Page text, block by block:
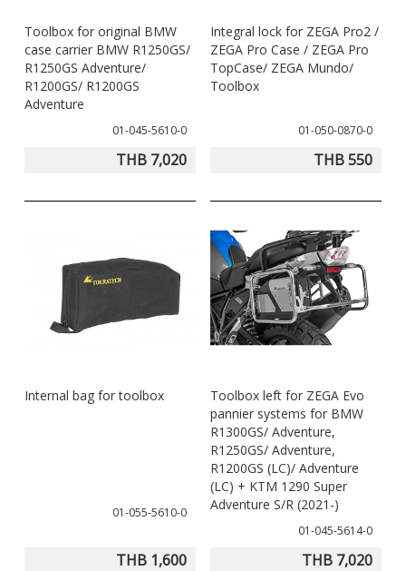
Using special clamps, the box can be mounted to the case
against spray water provides permanent ease of use.
Quality "Made in Germany"
- especially for ZEGA Pro2 pannier systems and special
- important small items are always readily accessible
- optimal utilisation of space on the vehicle
- protected against spray water
Material: plastic, stainless steel
The mudguard should be removed for off-road use.
Not with Touratech Suspension with external
For the original BMW case carrier, please order the
Toolbox 01-045-5610-0!
Toolbox for original BMW
case carrier BMW R1250GS/
R1250GS Adventure/
R1200GS/ R1200GS
Adventure
01-045-5610-0
THB 7,020
Integral lock for ZEGA Pro2 /
ZEGA Pro Case / ZEGA Pro
TopCase/ ZEGA Mundo/
Toolbox
01-050-0870-0
THB 550
Internal bag for toolbox
01-055-5610-0
THB 1,600
Toolbox left for ZEGA Evo
pannier systems for BMW
R1300GS/ Adventure,
R1250GS/ Adventure,
R1200GS (LC)/ Adventure
(LC) + KTM 1290 Super
Adventure S/R (2021-)
01-045-5614-0
THB 7,020